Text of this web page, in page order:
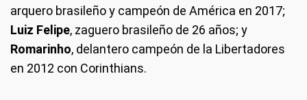
arquero brasileño y campeón de América en 2017;
Luiz Felipe, zaguero brasileño de 26 años; y
Romarinho, delantero campeón de la Libertadores
en 2012 con Corinthians.